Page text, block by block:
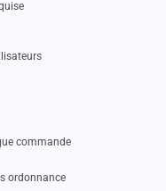
commande
ordonnance